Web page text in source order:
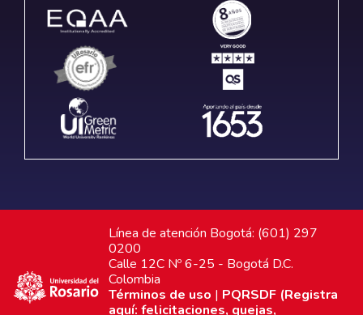
Línea de atención Bogotá: (601) 297
0200
Calle 12C Nº 6-25 - Bogotá D.C.
Colombia
Términos de uso | PQRSDF (Registra
aquí: felicitaciones, quejas,